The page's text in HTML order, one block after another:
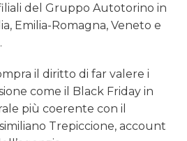
del Gruppo Autotorino in
Emilia-Romagna, Veneto e
il diritto di far valere i
come il Black Friday in
più coerente con il
Trepiccione, account